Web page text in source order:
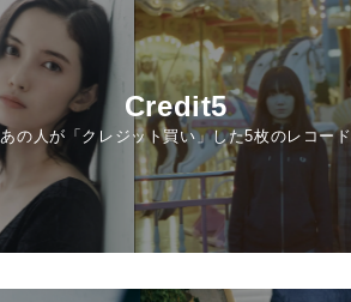
Credit5
あの人が「クレジット買い」した5枚のレコード